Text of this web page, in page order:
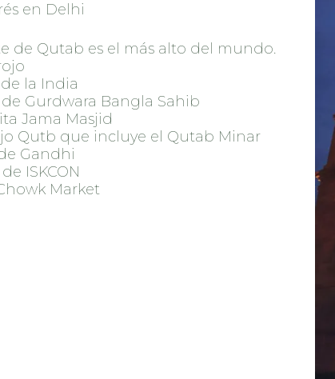
en Delhi
de Qutab es el más alto del mundo.
la India
Gurdwara Bangla Sahib
Jama Masjid
Qutb que incluye el Qutab Minar
Gandhi
ISKCON
Market